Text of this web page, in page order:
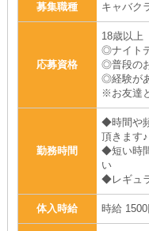
募集職種 キャバク
応募資格
18歳以上
◎ナイト
◎普段の
◎経験が
※お友達
勤務時間
◆時間や
頂きます♪
◆短い時
い
◆レギュ
体入時給 時給